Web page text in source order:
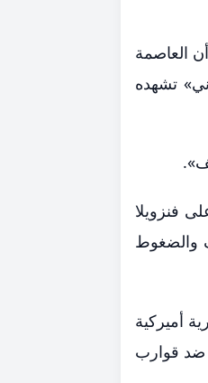
العاصمة
تشهده
فنزويلا
والضغوط
أميركية
ضد قوارب